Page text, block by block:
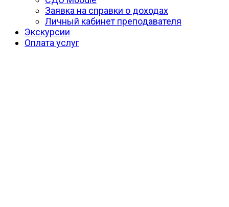
Заявка на справки о доходах
Личный кабинет преподавателя
Экскурсии
Оплата услуг